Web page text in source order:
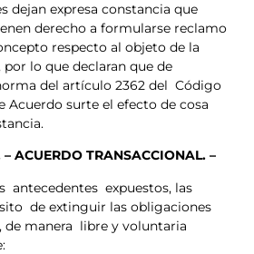
dejan expresa constancia que
derecho a formularse reclamo
respecto al objeto de la
lo que declaran que de
del artículo 2362 del Código
Acuerdo surte el efecto de cosa
ACUERDO TRANSACCIONAL. –
expuestos, las
de extinguir las obligaciones
de manera libre y voluntaria